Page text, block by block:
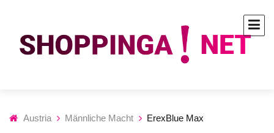
Austria Männliche Macht ErexBlue Max